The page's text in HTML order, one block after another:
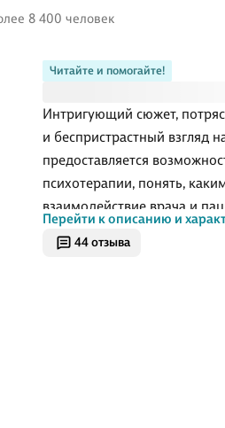
44 отзыва
Читайте и помогайте!
Интригующий сюжет,
и беспристрастный взгляд
предоставляется
психотерапии, понять,
взаимодействие врача и
чужих друг другу, весьма
чудо возрождения души из
Перейти к описанию и
8 400 человек